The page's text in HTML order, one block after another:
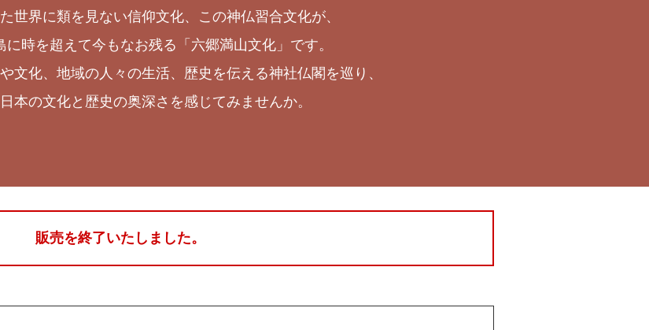
世界に類を見ない信仰文化、この神仏習合文化が、
に時を超えて今もなお残る「六郷満山文化」です。
文化、地域の人々の生活、歴史を伝える神社仏閣を巡り、
本の文化と歴史の奥深さを感じてみませんか。
販売を終了いたしました。